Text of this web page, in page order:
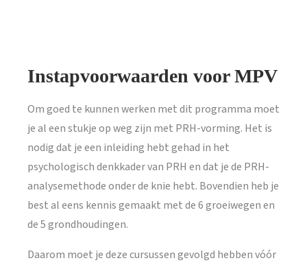
Instapvoorwaarden voor MPV
Om goed te kunnen werken met dit programma moet
je al een stukje op weg zijn met PRH-vorming. Het is
nodig dat je een inleiding hebt gehad in het
psychologisch denkkader van PRH en dat je de PRH-
analysemethode onder de knie hebt. Bovendien heb je
best al eens kennis gemaakt met de 6 groeiwegen en
de 5 grondhoudingen.
Daarom moet je deze cursussen gevolgd hebben vóór